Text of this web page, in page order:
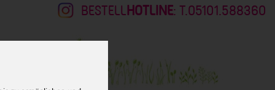
BESTELL HOTLINE: T.05101.588360